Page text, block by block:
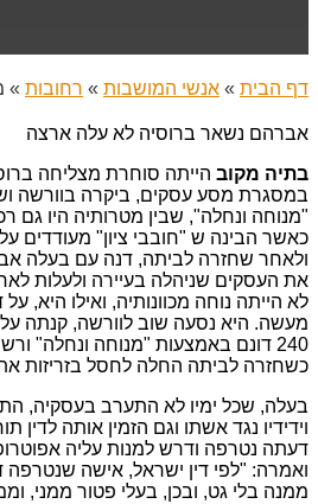
דף הבית » אנשי המושבות » רחובות »
אברהם נשאר ברוסיה לא עלה ארצה
בתיה מקוב
במסגרת מסע עסקים, ביקרה בוורשה
"מנוחה ונחלה", שבין מטרותיה היו גם
כאשר הבינה ש "חובבי ציון" מעודדים
ולאחר שחזרה לביתה, דנה עם בעלה
את העסקים שניהלה בעיירה ולעלות
לא הייתה נוחה מכוונותיה, ואילו
מעשה. היא נסעה שוב לוורשה, קנתה
240 דונם באמצעות "מנוחה ונחלה"
כשחזרה לביתה החלה לחסל בזריזות
בעלה, שכל ימיו לא התערב בעסקיה,
וידידיו נגד אשתו וגם הזמין אותה לדין
דעתה נטרפה ודרש למנות עליה
ואמרה: "לפי דין ישראל, אישה
ממנה בלי גט, ובכן, בעלי פטור ממני,